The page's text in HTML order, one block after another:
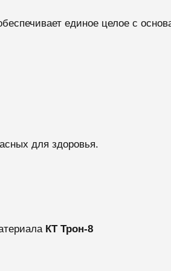
единое целое с
для здоровья.
КТ Трон-8